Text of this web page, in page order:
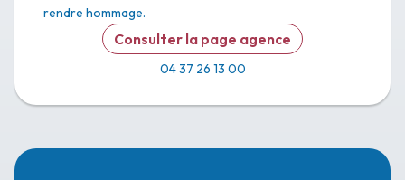
rendre hommage.
Consulter la page agence
04 37 26 13 00